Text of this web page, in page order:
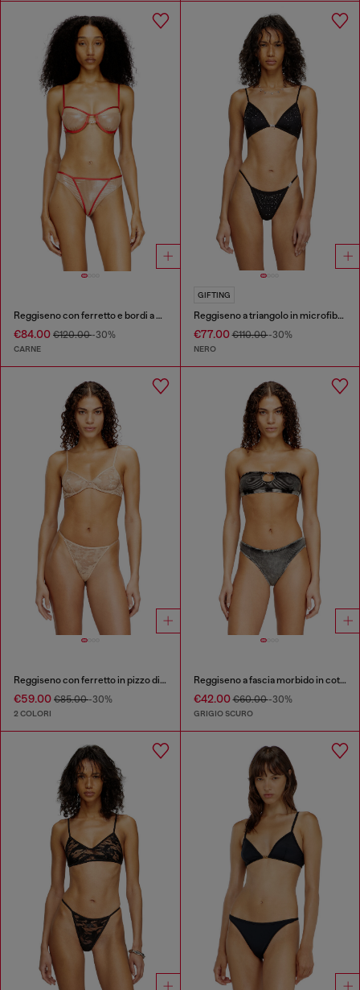
Reggiseno con ferretto e bordi a contrasto
€84.00 €120.00-30%
CARNE
GIFTING
Reggiseno a triangolo in microfibra con cristalli
€77.00€110.00-30%
NERO
Reggiseno con ferretto in pizzo di nylon
€59.00 €85.00-30%
2 COLORI
Reggiseno a fascia morbido in cotone a costine con gioiello Oval D
€42.00€60.00-30%
GRIGIO SCURO